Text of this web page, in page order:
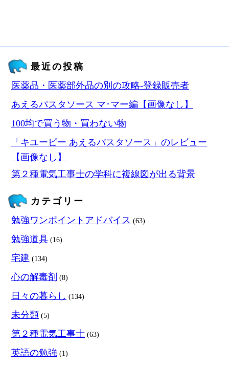
最近の投稿
医薬品・医薬部外品の別の攻略‐登録販売者
あえるパスタソース マ･マー編【画像なし】
100均で買う物・買わない物
「キユーピー あえるパスタソース」のレビュー
【画像なし】
第２種電気工事士の学科に複線図が出る背景
カテゴリー
勉強ワンポイントアドバイス (63)
勉強道具 (16)
宅建 (134)
心の解毒剤 (8)
日々の暮らし (134)
未分類 (5)
第２種電気工事士 (63)
英語の勉強 (1)